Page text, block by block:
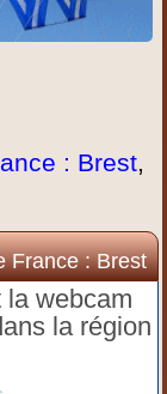
: Brest,
France : Brest
webcam
la région